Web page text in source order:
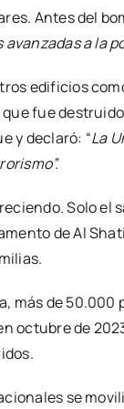
Antes del
a la
edificios
fue
y declaró: “La
Solo el
de Al
más de
octubre de
se